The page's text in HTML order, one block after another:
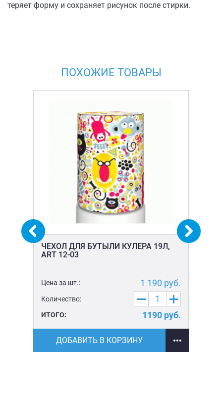
теряет форму и сохраняет рисунок после стирки.
ПОХОЖИЕ ТОВАРЫ
ЧЕХОЛ ДЛЯ БУТЫЛИ КУЛЕРА 19Л,
ART 12-03
Цена за шт.: 1 190 руб.
Количество:
ИТОГО: 1190 руб.
ДОБАВИТЬ В КОРЗИНУ